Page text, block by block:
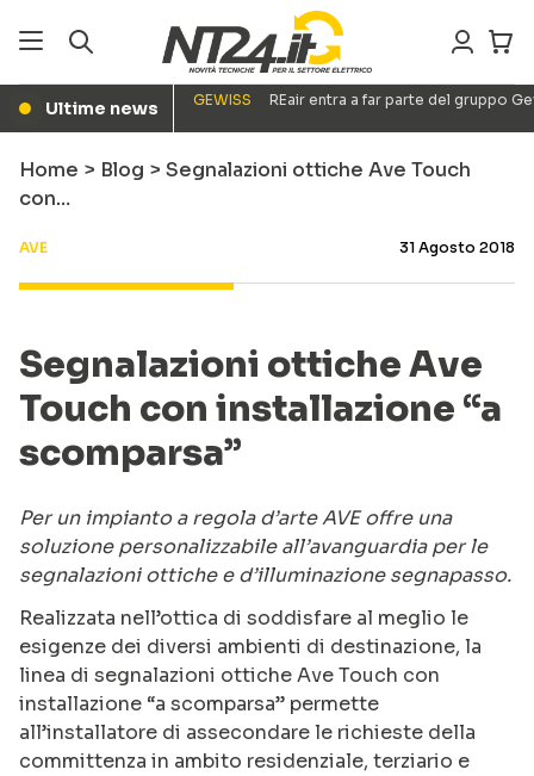
● Ultime news GEWISS REair entra a far parte del gruppo
Home > Blog > Segnalazioni ottiche Ave Touch
con…
AVE 31 Agosto 2018
Segnalazioni ottiche Ave
Touch con installazione “a
scomparsa”
Per un impianto a regola d’arte AVE offre una
soluzione personalizzabile all’avanguardia per le
segnalazioni ottiche e d’illuminazione segnapasso.
Realizzata nell’ottica di soddisfare al meglio le
esigenze dei diversi ambienti di destinazione, la
linea di segnalazioni ottiche Ave Touch con
installazione “a scomparsa” permette
all’installatore di assecondare le richieste della
committenza in ambito residenziale, terziario e